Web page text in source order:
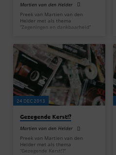
Martien van den Helder
Preek van Martien van den
Helder met als thema
“Zegeningen en dankbaarheid”
24 DEC 2013
Gezegende Kerst!?
Martien van den Helder
Preek van Martien van den
Helder met als thema
“Gezegende Kerst!?”